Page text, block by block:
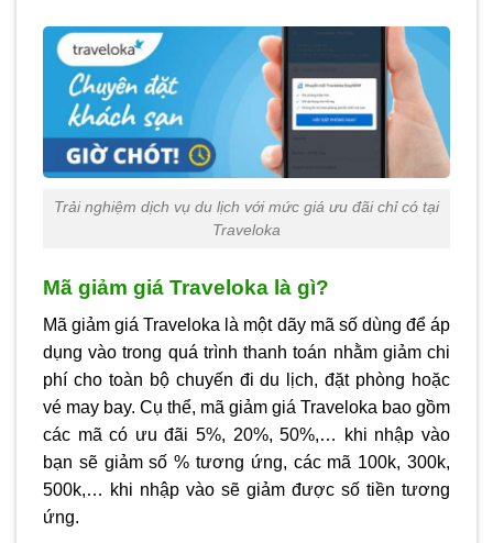
Trải nghiệm dịch vụ du lịch với mức giá ưu đãi chỉ có tại
Traveloka
Mã giảm giá Traveloka là gì?
Mã giảm giá Traveloka là một dãy mã số dùng để áp
dụng vào trong quá trình thanh toán nhằm giảm chi
phí cho toàn bộ chuyến đi du lịch, đặt phòng hoặc
vé may bay. Cụ thể, mã giảm giá Traveloka bao gồm
các mã có ưu đãi 5%, 20%, 50%,… khi nhập vào
bạn sẽ giảm số % tương ứng, các mã 100k, 300k,
500k,… khi nhập vào sẽ giảm được số tiền tương
ứng.